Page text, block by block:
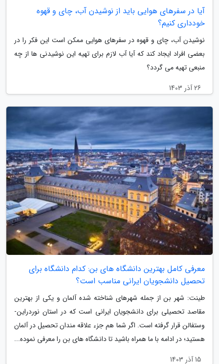
آیا در سفرهای هوایی باید از نوشیدن آب، چای و قهوه
خودداری کنیم؟
نوشیدن آب، چای و قهوه در سفرهای هوایی ممکن است این فکر را در
بعضی افراد ایجاد کند که آیا آب لازم برای تهیه این نوشیدنی ها از چه
منبعی تهیه می گردد؟
26 آذر 1403
معرفی کامل بهترین دانشگاه های بن: کدام دانشگاه برای
تحصیل دانشجویان ایرانی مناسب است؟
طینت: شهر بن از جمله شهرهای شناخته شده آلمان و یکی از بهترین
مقاصد تحصیلی برای دانشجویان ایرانی است که در استان نوردراین-
وستفالن قرار گرفته است. اگر شما هم جزء علاقه مندان تحصیل در آلمان
هستید؛ در ادامه با ما همراه باشید تا دانشگاه های بن را معرفی نموده...
15 آذر 1403